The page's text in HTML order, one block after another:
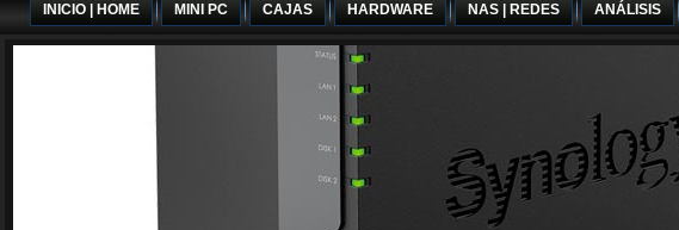
INICIO | HOME MINI PC CAJAS HARDWARE NAS | REDES ANÁLISIS